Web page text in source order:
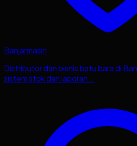
Banjarmasin
Distributor dan bisnis batu bara di
sistem stok dan laporan...